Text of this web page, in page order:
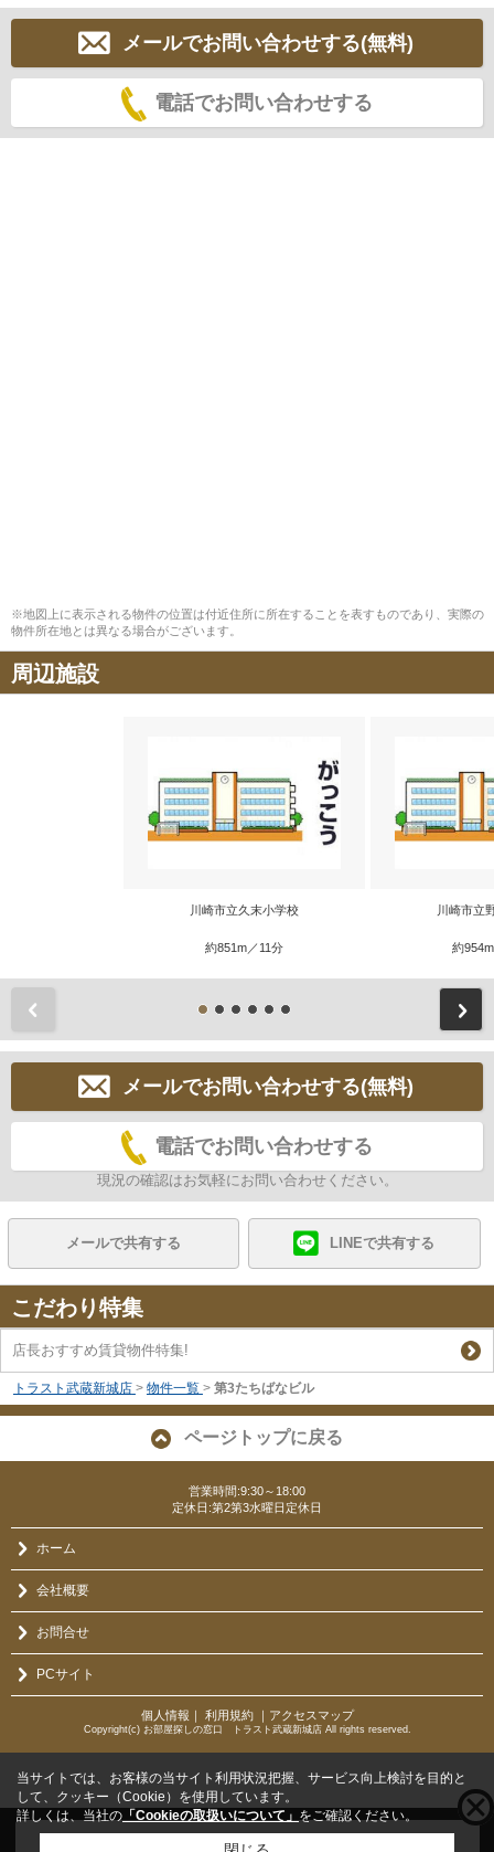
メールでお問い合わせする(無料)
電話でお問い合わせする
※地図上に表示される物件の位置は付近住所に所在することを表すものであり、実際の
物件所在地とは異なる場合がございます。
周辺施設
川崎市立久末小学校
約851m／11分
川崎市立
約
メールでお問い合わせする(無料)
電話でお問い合わせする
現況の確認はお気軽にお問い合わせください。
メールで共有する LINEで共有する
こだわり特集
店長おすすめ賃貸物件特集!
トラスト武蔵新城店 > 物件一覧 > 第3たちばなビル
ページトップに戻る
営業時間:9:30～18:00
定休日:第2第3水曜日定休日
ホーム
会社概要
お問合せ
PCサイト
個人情報 利用規約｜ アクセスマップ
Copyright(c) お部屋探しの窓口 トラスト武蔵新城店 All rights reserved.
こちらの物件をご覧の方にお勧めな物件
当サイトでは、お客様の当サイト利用状況把握、サービス向上検討を目的と
して、クッキー（Cookie）を使用しています。
詳しくは、当社の 「Cookieの取扱いについて」 をご確認ください。